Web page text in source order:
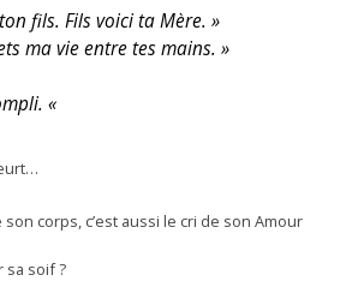
fils. Fils voici ta Mère. »
ma vie entre tes mains. »
«
son corps, c’est aussi le cri de son Amour
sa soif ?